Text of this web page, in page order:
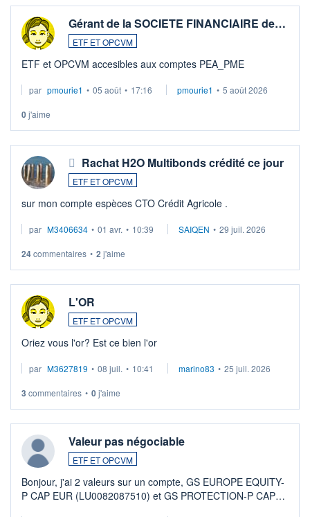
Gérant de la SOCIETE FINANCIAIRE de…
ETF ET OPCVM
ETF et OPCVM accesibles aux comptes PEA_PME
par pmourie1 • 05 août • 17:16 pmourie1 • 5 août 2026
0j'aime
Rachat H2O Multibonds crédité ce jour
ETF ET OPCVM
sur mon compte espèces CTO Crédit Agricole .
par M3406634 • 01 avr. • 10:39 SAIQEN • 29 juil. 2026
24commentaires • 2 j'aime
L'OR
ETF ET OPCVM
Oriez vous l'or? Est ce bien l'or
par M3627819 • 08 juil. • 10:41 marino83 • 25 juil. 2026
3 commentaires • 0j'aime
Valeur pas négociable
ETF ET OPCVM
Bonjour, j'ai 2 valeurs sur un compte, GS EUROPE EQUITY-
P CAP EUR (LU0082087510) et GS PROTECTION-P CAP